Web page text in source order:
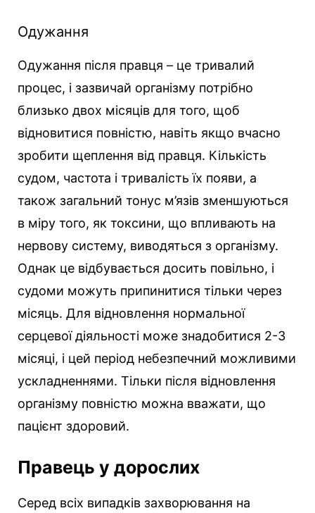
Одужання
Одужання після правця – це тривалий
процес, і зазвичай організму потрібно
близько двох місяців для того, щоб
відновитися повністю, навіть якщо вчасно
зробити щеплення від правця. Кількість
судом, частота і тривалість їх появи, а
також загальний тонус м’язів зменшуються
в міру того, як токсини, що впливають на
нервову систему, виводяться з організму.
Однак це відбувається досить повільно, і
судоми можуть припинитися тільки через
місяць. Для відновлення нормальної
серцевої діяльності може знадобитися 2-3
місяці, і цей період небезпечний можливими
ускладненнями. Тільки після відновлення
організму повністю можна вважати, що
пацієнт здоровий.
Правець у дорослих
Серед всіх випадків захворювання на